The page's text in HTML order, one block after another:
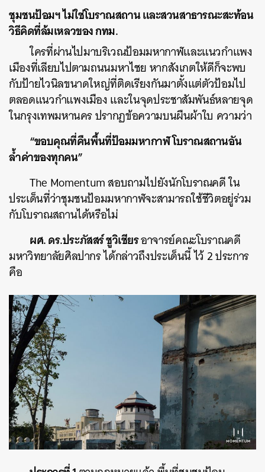
ชุมชนป้อมฯ ไม่ใช่โบราณสถาน และสวนสาธารณะสะท้อน
วิธีคิดที่ล้มเหลวของ กทม.
ใครที่ผ่านไปมาบริเวณป้อมมหากาฬและแนวกำแพง
เมืองที่เลียบไปตามถนนมหาไชย หากสังเกตให้ดีก็จะพบ
กับป้ายไวนิลขนาดใหญ่ที่ติดเรียงกันมาตั้งแต่ตัวป้อมไป
ตลอดแนวกำแพงเมือง และในจุดประชาสัมพันธ์หลายจุด
ในกรุงเทพมหานคร ปรากฏข้อความบนผืนผ้าใบ ความว่า
“ขอบคุณที่คืนพื้นที่ป้อมมหากาฬ โบราณสถานอัน
ล้ำค่าของทุกคน”
The Momentum สอบถามไปยังนักโบราณคดี ใน
ประเด็นที่ว่าชุมชนป้อมมหากาฬจะสามารถใช้ชีวิตอยู่ร่วม
กับโบราณสถานได้หรือไม่
ผศ. ดร.ประภัสสร์ ชูวิเชียรอาจารย์คณะโบราณคดี
มหาวิทยาลัยศิลปากร ได้กล่าวถึงประเด็นนี้ ไว้ 2 ประการ
คือ
SHARE TWEET LINE EMAIL